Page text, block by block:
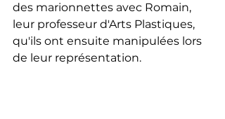
des marionnettes avec Romain,
leur professeur d'Arts Plastiques,
qu'ils ont ensuite manipulées lors
de leur représentation.